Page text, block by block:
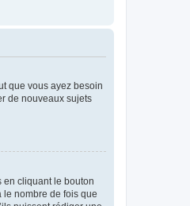
que vous ayez besoin
de nouveaux sujets
en cliquant le bouton
le nombre de fois que